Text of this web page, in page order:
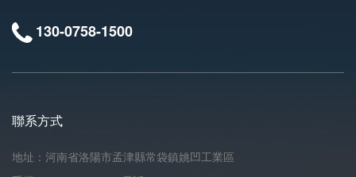
離快速卷簾門門體5米左右，通過駕駛人員手動發射
拉繩 適用于作業環境空間窄小，且頻繁進出，
雷達或地磁信號誤操作的情況下，用手動拉繩來控制
止非常好的隔音噪音，保證門的噪音減少。 2.通
密封，各門框中間也有非常好的密封性，可防止文體
受到腐蝕，具有良好的氣密性。 4.抗風:因為提升
庫、消防指揮中心、檔案資料室等住戶門，通常選擇
防火卷簾門按照預設程序自動下降，在中間消防系統
的控制下，為滅火贏得寶貴的時間以防止火焰蔓延到
置、按鈕開關和安全裝置等組成。一般安裝在不方便
導致過繞組影響裝置整體使用壽命的問題。在現有技
130-0758-1500
聯系方式
地址：河南省洛陽市孟津縣常袋鎮姚凹工業區